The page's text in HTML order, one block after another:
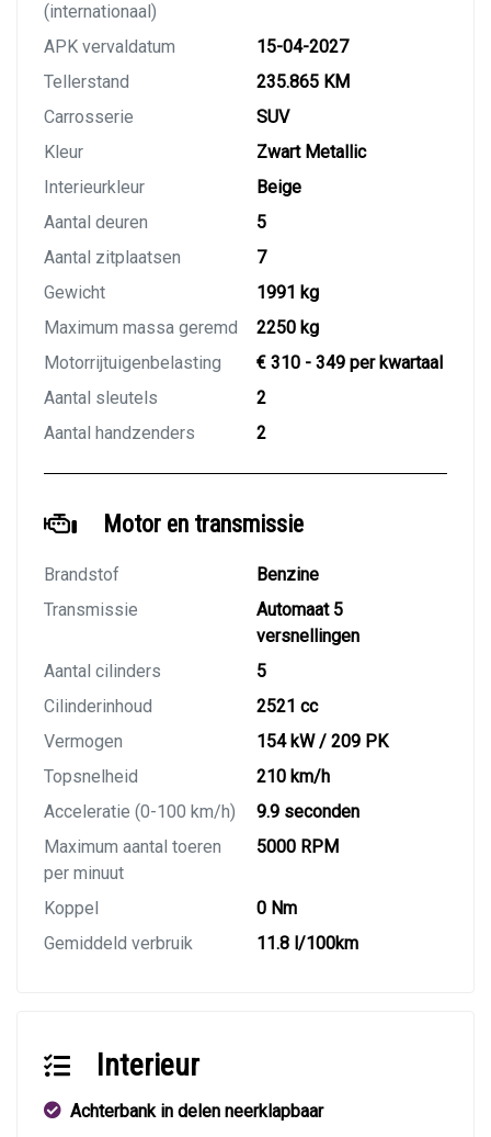
(internationaal)
APK vervaldatum
15-04-2027
Tellerstand
235.865 KM
Carrosserie
SUV
Kleur
Zwart Metallic
Interieurkleur
Beige
Aantal deuren
5
Aantal zitplaatsen
7
Gewicht
1991 kg
Maximum massa geremd
2250 kg
Motorrijtuigenbelasting
€ 310 - 349 per kwartaal
Aantal sleutels
2
Aantal handzenders
2
Motor en transmissie
Brandstof
Benzine
Transmissie
Automaat 5
versnellingen
Aantal cilinders
5
Cilinderinhoud
2521 cc
Vermogen
154 kW / 209 PK
Topsnelheid
210 km/h
Acceleratie (0-100 km/h)
9.9 seconden
Maximum aantal toeren
per minuut
5000 RPM
Koppel
0 Nm
Gemiddeld verbruik
11.8 l/100km
Interieur
Achterbank in delen neerklapbaar